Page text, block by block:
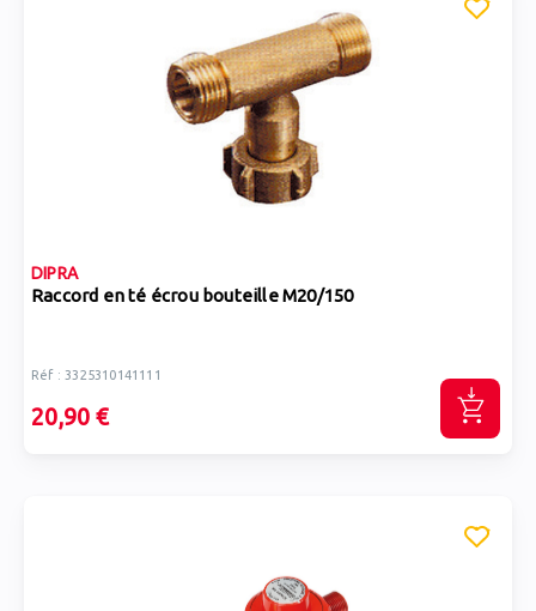
DIPRA
Raccord en té écrou bouteille M20/150
Réf : 3325310141111
20,90 €